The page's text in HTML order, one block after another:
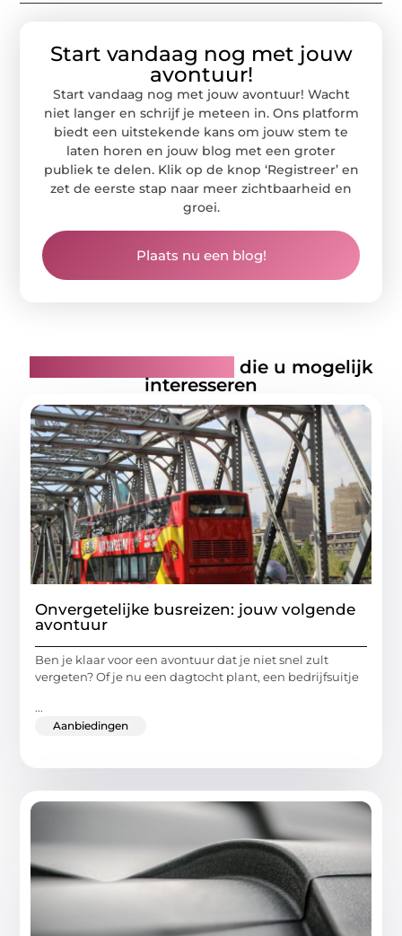
Start vandaag nog met jouw
avontuur!
Start vandaag nog met jouw avontuur! Wacht
niet langer en schrijf je meteen in. Ons platform
biedt een uitstekende kans om jouw stem te
laten horen en jouw blog met een groter
publiek te delen. Klik op de knop ‘Registreer’ en
zet de eerste stap naar meer zichtbaarheid en
groei.
Plaats nu een blog!
die u mogelijk
interesseren
Onvergetelijke busreizen: jouw volgende
avontuur
Ben je klaar voor een avontuur dat je niet snel zult
vergeten? Of je nu een dagtocht plant, een bedrijfsuitje
...
Aanbiedingen